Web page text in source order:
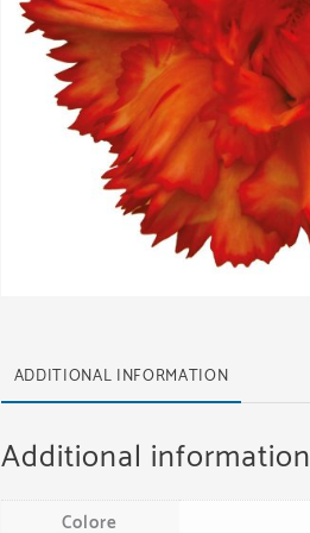
ADDITIONAL INFORMATION
Additional information
Colore